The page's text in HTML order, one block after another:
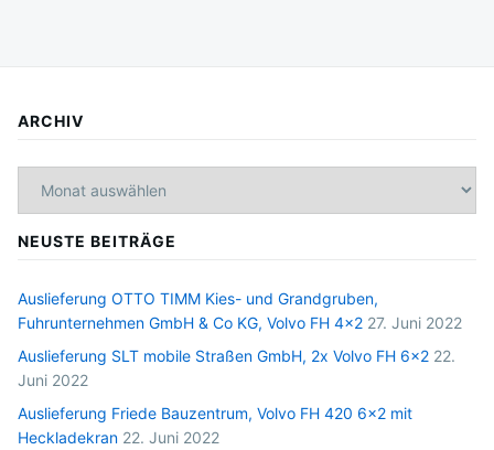
ARCHIV
NEUSTE BEITRÄGE
Auslieferung OTTO TIMM Kies- und Grandgruben,
Fuhrunternehmen GmbH & Co KG, Volvo FH 4×2 27. Juni 2022
Auslieferung SLT mobile Straßen GmbH, 2x Volvo FH 6×2 22.
Juni 2022
Auslieferung Friede Bauzentrum, Volvo FH 420 6×2 mit
Heckladekran 22. Juni 2022